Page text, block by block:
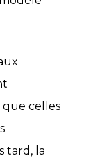
celles
tard, la